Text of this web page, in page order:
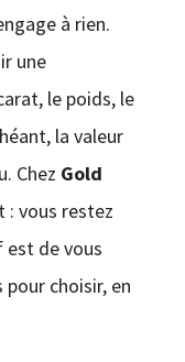
à rien.
une
le poids, le
la valeur
Chez Gold
: vous restez
est de vous
choisir, en